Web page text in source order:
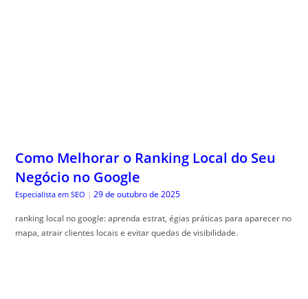
Como Melhorar o Ranking Local do Seu
Negócio no Google
Especialista em SEO | 29 de outubro de 2025
ranking local no google: aprenda estrat, égias práticas para aparecer no
mapa, atrair clientes locais e evitar quedas de visibilidade.